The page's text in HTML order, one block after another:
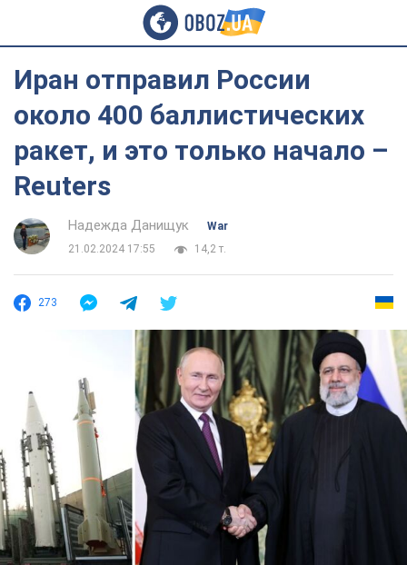
Иран отправил России
около 400 баллистических
ракет, и это только начало –
Reuters
Надежда Данищук
War
21.02.2024 17:55
14,2 т.
273